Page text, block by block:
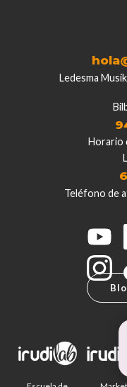
Ledesma
Horario
Teléfono de